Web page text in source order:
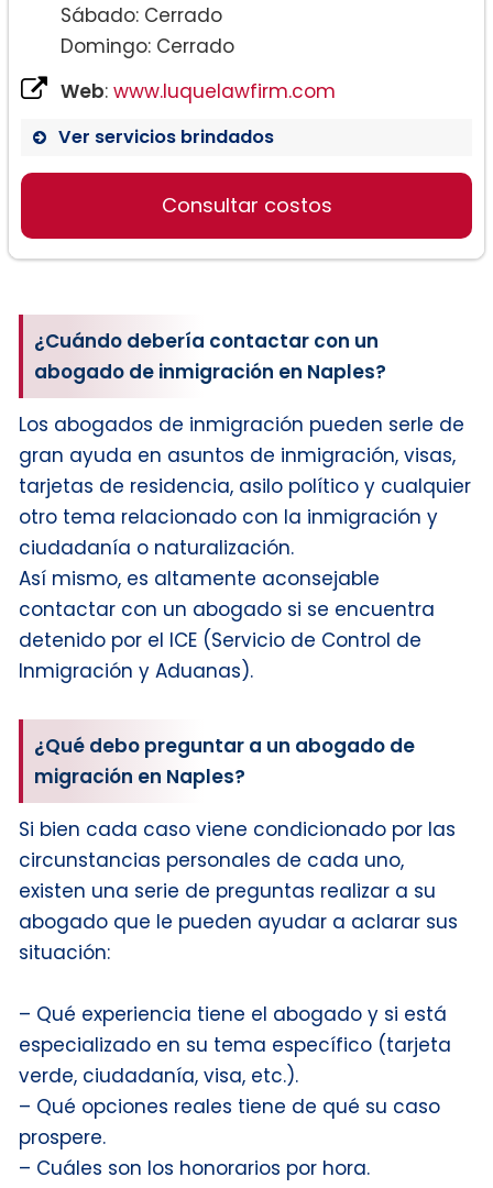
Sábado: Cerrado
Domingo: Cerrado
Web: www.luquelawfirm.com
Ver servicios brindados
Consultar costos
¿Cuándo debería contactar con un
abogado de inmigración en Naples?
Los abogados de inmigración pueden serle de
gran ayuda en asuntos de inmigración, visas,
tarjetas de residencia, asilo político y cualquier
otro tema relacionado con la inmigración y
ciudadanía o naturalización.
Así mismo, es altamente aconsejable
contactar con un abogado si se encuentra
detenido por el ICE (Servicio de Control de
Inmigración y Aduanas).
¿Qué debo preguntar a un abogado de
migración en Naples?
Si bien cada caso viene condicionado por las
circunstancias personales de cada uno,
existen una serie de preguntas realizar a su
abogado que le pueden ayudar a aclarar sus
situación:
– Qué experiencia tiene el abogado y si está
especializado en su tema específico (tarjeta
verde, ciudadanía, visa, etc.).
– Qué opciones reales tiene de qué su caso
prospere.
– Cuáles son los honorarios por hora.